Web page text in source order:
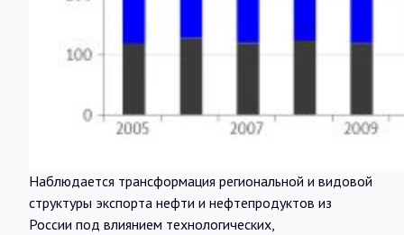
Наблюдается трансформация региональной и видовой
структуры экспорта нефти и нефтепродуктов из
России под влиянием технологических,